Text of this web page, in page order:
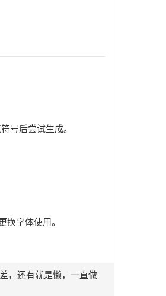
号后尝试生成。
字体使用。
，还有就是懒，一直做